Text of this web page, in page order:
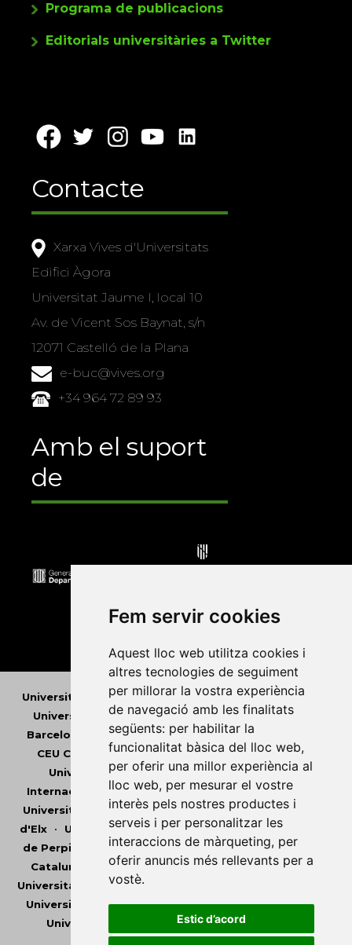
Fem servir cookies
Aquest lloc web utilitza cookies i
altres tecnologies de seguiment
per millorar la vostra experiència
de navegació amb les finalitats
següents: per habilitar la
funcionalitat bàsica del lloc web,
per oferir una millor experiència al
lloc web, per mesurar el vostre
interès pels nostres productes i
serveis i per personalitzar les
interaccions de màrqueting, per
oferir anuncis més rellevants per a
vostè.
Estic d’acord
Programa de publicacions
Editorials universitàries a Twitter
Contacte
Xarxa Vives d'Universitats
Edifici Àgora
Universitat Jaume I, local 10
Av. de Vicent Sos Baynat, s/n
12071 Castelló de la Plana
e-buc@vives.org
+34 964 72 89 93
Amb el suport
de
Universitat Abat Oliba CEU • Universitat d'Alacant
Universitat d'Andorra•Universitat Autònoma de
Barcelona
Universitat de Barcelona •
CEU Cardenal Herrera•Universitat de Girona•
Universitat de les Illes Balears•Universitat
Internacional de Catalunya•Universitat Jaume I
Universitat de Lleida•Universitat Miguel Hernández
d'Elx• Universitat Oberta de Catalunya•Universitat
de Perpinyà Via Domitia•Universitat Politècnica de
Catalunya
Universitat Politècnica de València •
Universitat Pompeu Fabra
Universitat Rovira i Virgili•Universitat de Sàsser•
Universitat de València•Universitat de Vic -
Universitat Central de Catalunya